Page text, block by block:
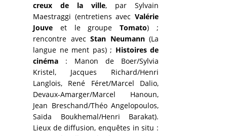
creux de la ville, par Sylvain
Maestraggi (entretiens avecValérie
Jouve et le groupeTomato) ;
rencontre avecStan Neumann(La
langue ne ment pas) ; Histoires de
cinéma : Manon de Boer/Sylvia
Kristel, Jacques Richard/Henri
Langlois, René Féret/Marcel Dalio,
Devaux-Amarger/Marcel Hanoun,
Jean Breschand/Théo Angelopoulos,
Saïda Boukhemal/Henri Barakat).
Lieux de diffusion, enquêtes in situ :